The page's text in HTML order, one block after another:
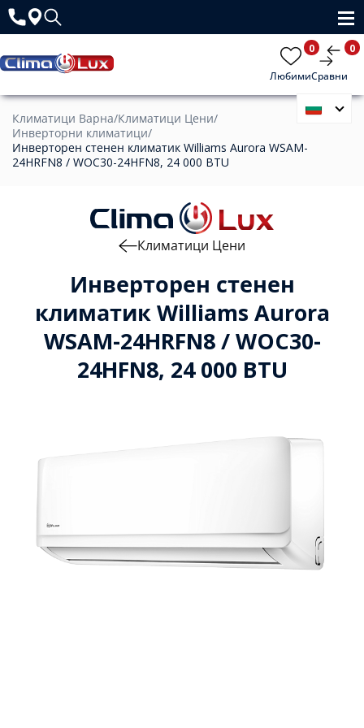
Любими
0
Сравни
0
Климатици Варна/Климатици Цени/
Инверторни климатици/
Инверторен стенен климатик Williams Aurora WSAM-
24HRFN8 / WOC30-24HFN8, 24 000 BTU
Инверторен стенен
климатик Williams Aurora
WSAM-24HRFN8 / WOC30-
24HFN8, 24 000 BTU
Климатици Цени